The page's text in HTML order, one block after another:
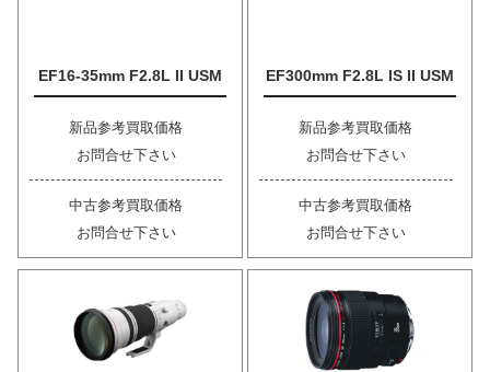
EF16-35mm F2.8L II USM
新品参考買取価格
お問合せ下さい
中古参考買取価格
お問合せ下さい
EF300mm F2.8L IS II USM
新品参考買取価格
お問合せ下さい
中古参考買取価格
お問合せ下さい